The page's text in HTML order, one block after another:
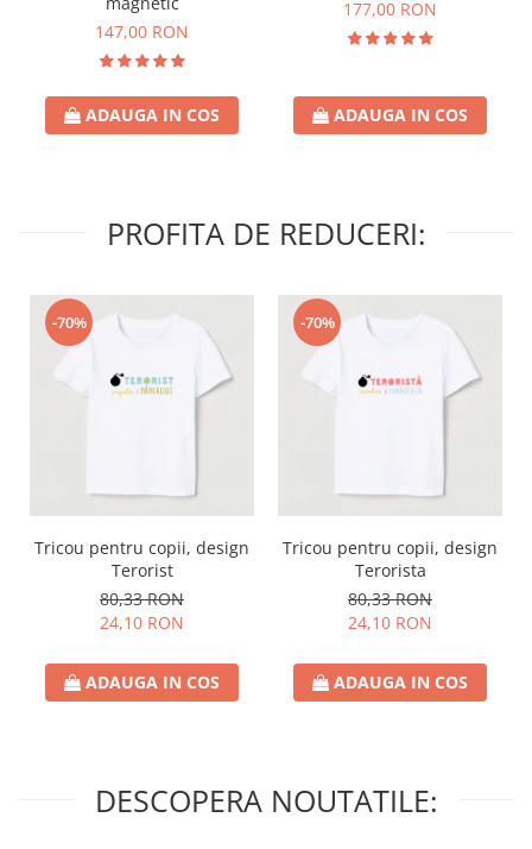
147,00 RON
ADAUGA IN COS
177,00 RON
ADAUGA IN COS
PROFITA DE REDUCERI:
-70%
Tricou pentru copii, design
Terorist
80,33 RON
24,10 RON
ADAUGA IN COS
-70%
Tricou pentru copii, design
Terorista
80,33 RON
24,10 RON
ADAUGA IN COS
DESCOPERA NOUTATILE: